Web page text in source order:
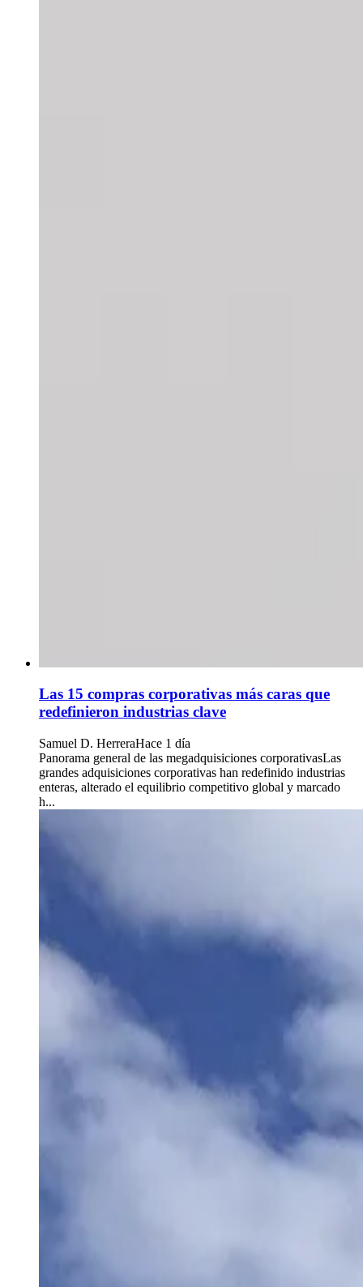
Las 15 compras corporativas más caras que
redefinieron industrias clave
Samuel D. HerreraHace 1 día
Panorama general de las megadquisiciones corporativasLas
grandes adquisiciones corporativas han redefinido industrias
enteras, alterado el equilibrio competitivo global y marcado
h...